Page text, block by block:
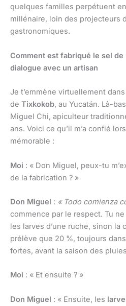
quelques familles perpétuent
millénaire, loin des projecteurs
gastronomiques.
Comment est fabriqué le sel de
dialogue avec un artisan
Je t’emmène virtuellement
de Tixkokob, au Yucatán. Là-
Miguel Chi, apiculteur
ans. Voici ce qu’il m’a confié
mémorable :
Moi : « Don Miguel, peux-tu
de la fabrication ? »
Don Miguel : « Todo comienza
commence par le respect. Tu
les larves d’une ruche, sinon la
prélève que 20 %, toujours
fortes, avant la saison des
Moi : « Et ensuite ? »
Don Miguel : « Ensuite, les